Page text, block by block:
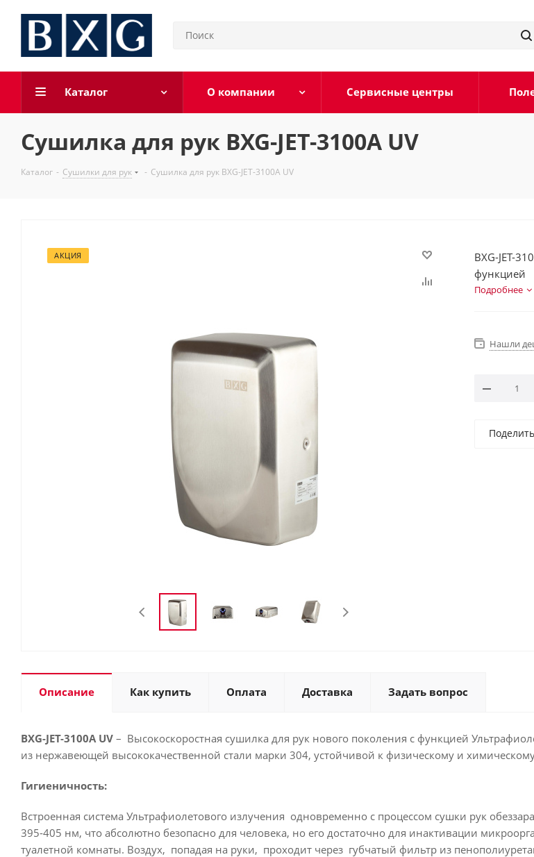
Каталог О компании Сервисные центры
Сушилка для рук BXG-JET-3100А UV
Каталог - Сушилки для рук - Сушилка для рук BXG-JET-3100А UV
АКЦИЯ
BXG-JET-
функцией
сушилки
Подробнее
Нашли
Описание Как купить Оплата Доставка Задать вопрос
BXG-JET-3100А UV – Высокоскоростная сушилка для рук нового поколения с функцией
из нержавеющей высококачественной стали марки 304, устойчивой к физическому и
Гигиеничность:
Встроенная система Ультрафиолетового излучения одновременно с процессом сушки рук
395-405 нм, что абсолютно безопасно для человека, но его достаточно для инактивации
туалетной комнаты. Воздух, попадая на руки, проходит через губчатый фильтр из